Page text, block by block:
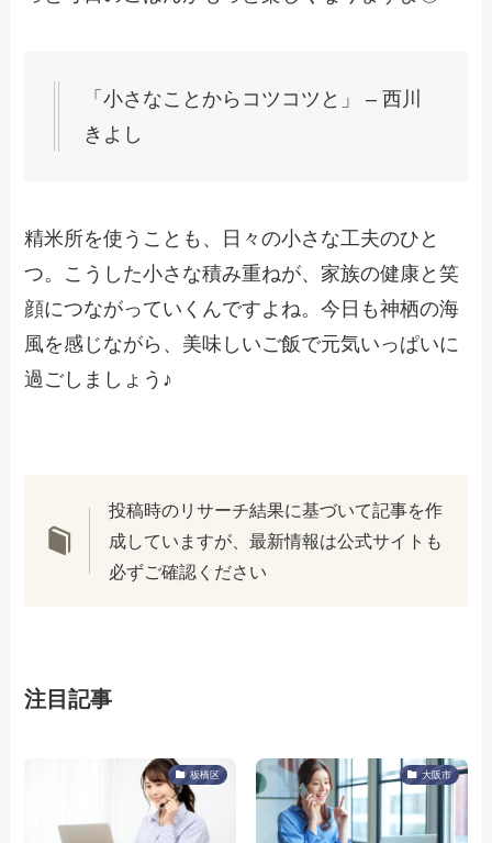
「小さなことからコツコツと」 – 西川
きよし
精米所を使うことも、日々の小さな工夫のひと
つ。こうした小さな積み重ねが、家族の健康と笑
顔につながっていくんですよね。今日も神栖の海
風を感じながら、美味しいご飯で元気いっぱいに
過ごしましょう♪
投稿時のリサーチ結果に基づいて記事を作
成していますが、最新情報は公式サイトも
必ずご確認ください
注目記事
板橋区 大阪市